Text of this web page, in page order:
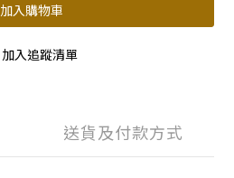
加入購物車
加入追蹤清單
送貨及付款方式